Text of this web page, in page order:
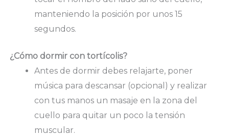
manteniendo la posición por unos 15
segundos.
¿Cómo dormir con tortícolis?
Antes de dormir debes relajarte, poner
música para descansar (opcional) y realizar
con tus manos un masaje en la zona del
cuello para quitar un poco la tensión
muscular.